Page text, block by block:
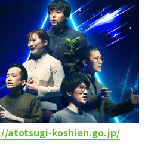
atotsugi-koshien.go.jp/